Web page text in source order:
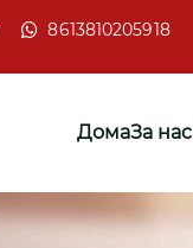
8613810205918
ДомаЗа нас